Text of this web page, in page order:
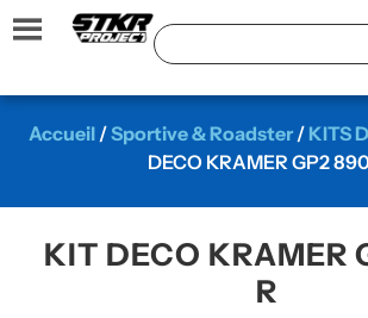
Accueil /Sportive & Roadster / KITS
DECO KRAMER GP2
KIT DECO KRAMER
R